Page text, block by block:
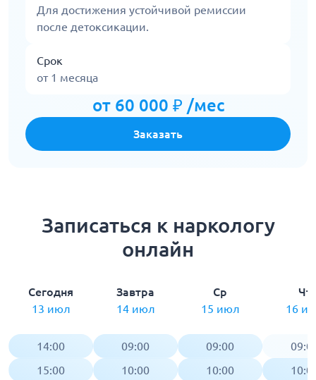
Для достижения устойчивой ремиссии
после детоксикации.
Срок
от 1 месяца
от 60 000 ₽ /мес
Заказать
Записаться к наркологу
онлайн
Сегодня
13 июл
14:00
15:00
Завтра
14 июл
09:00
10:00
Ср
15 июл
09:00
10:00
Чт
16